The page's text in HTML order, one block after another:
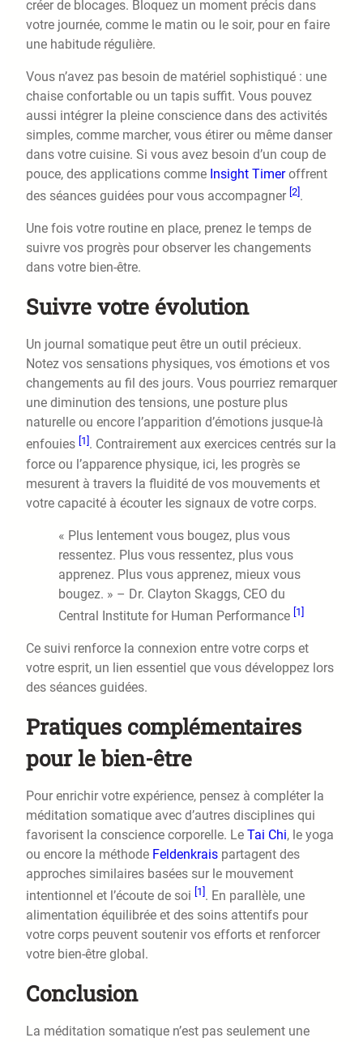
créer de blocages. Bloquez un moment précis dans
votre journée, comme le matin ou le soir, pour en faire
une habitude régulière.
Vous n’avez pas besoin de matériel sophistiqué : une
chaise confortable ou un tapis suffit. Vous pouvez
aussi intégrer la pleine conscience dans des activités
simples, comme marcher, vous étirer ou même danser
dans votre cuisine. Si vous avez besoin d’un coup de
pouce, des applications comme Insight Timeroffrent
des séances guidées pour vous accompagner [2] .
Une fois votre routine en place, prenez le temps de
suivre vos progrès pour observer les changements
dans votre bien-être.
Suivre votre évolution
Un journal somatique peut être un outil précieux.
Notez vos sensations physiques, vos émotions et vos
changements au fil des jours. Vous pourriez remarquer
une diminution des tensions, une posture plus
naturelle ou encore l’apparition d’émotions jusque-là
enfouies [1]. Contrairement aux exercices centrés sur la
force ou l’apparence physique, ici, les progrès se
mesurent à travers la fluidité de vos mouvements et
votre capacité à écouter les signaux de votre corps.
« Plus lentement vous bougez, plus vous
ressentez. Plus vous ressentez, plus vous
apprenez. Plus vous apprenez, mieux vous
bougez. » – Dr. Clayton Skaggs, CEO du
Central Institute for Human Performance [1]
Ce suivi renforce la connexion entre votre corps et
votre esprit, un lien essentiel que vous développez lors
des séances guidées.
Pratiques complémentaires
pour le bien-être
Pour enrichir votre expérience, pensez à compléter la
méditation somatique avec d’autres disciplines qui
favorisent la conscience corporelle. Le Tai Chi, le yoga
ou encore la méthode Feldenkrais partagent des
approches similaires basées sur le mouvement
intentionnel et l’écoute de soi [1] . En parallèle, une
alimentation équilibrée et des soins attentifs pour
votre corps peuvent soutenir vos efforts et renforcer
votre bien-être global.
Conclusion
La méditation somatique n’est pas seulement une